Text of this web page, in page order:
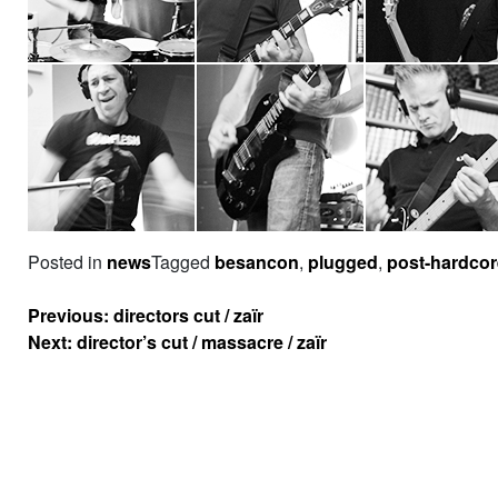
Posted in newsTagged besancon, plugged, post-
Navigation
de
l’article
Previous: directors cut / zaïr
Next: director’s cut / massacre / zaïr